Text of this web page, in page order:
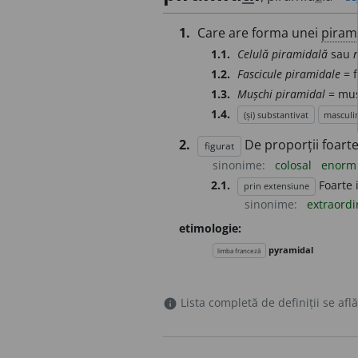
1. Care are forma unei
1.1. Celulă piramidală sau
1.2. Fascicule piramidale =
1.3. Mușchi piramidal =
1.4.
(și) substantivat masculin
2. figurat De proporții
sinonime: colosal enorm
2.1.
prin extensiune
Foarte
sinonime:
etimologie:
limba franceză pyramidal
info Lista completă de definiții se